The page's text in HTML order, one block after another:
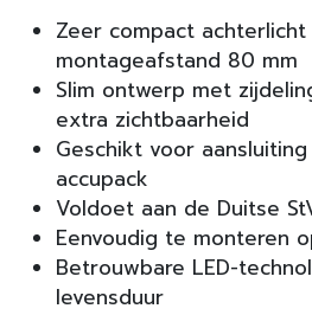
Zeer compact
montageafstand 80 mm
Slim ontwerp met
extra zichtbaarheid
Geschikt voor
accupack
Voldoet aan de Duitse
Eenvoudig te monteren
Betrouwbare LED-
levensduur